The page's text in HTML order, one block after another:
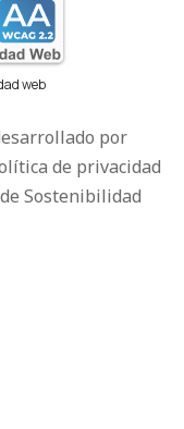
web
por
de privacidad
Sostenibilidad